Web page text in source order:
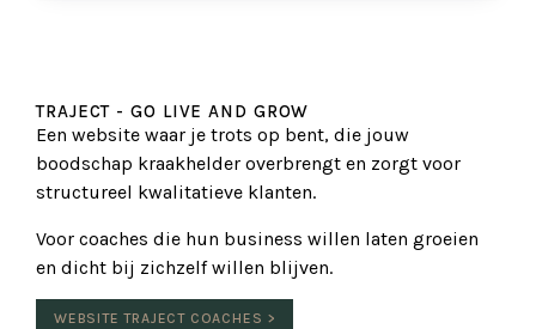
TRAJECT - GO LIVE AND GROW
Een website waar je trots op bent, die jouw
boodschap kraakhelder overbrengt en zorgt voor
structureel kwalitatieve klanten.
Voor coaches die hun business willen laten groeien
en dicht bij zichzelf willen blijven.
WEBSITE TRAJECT COACHES >